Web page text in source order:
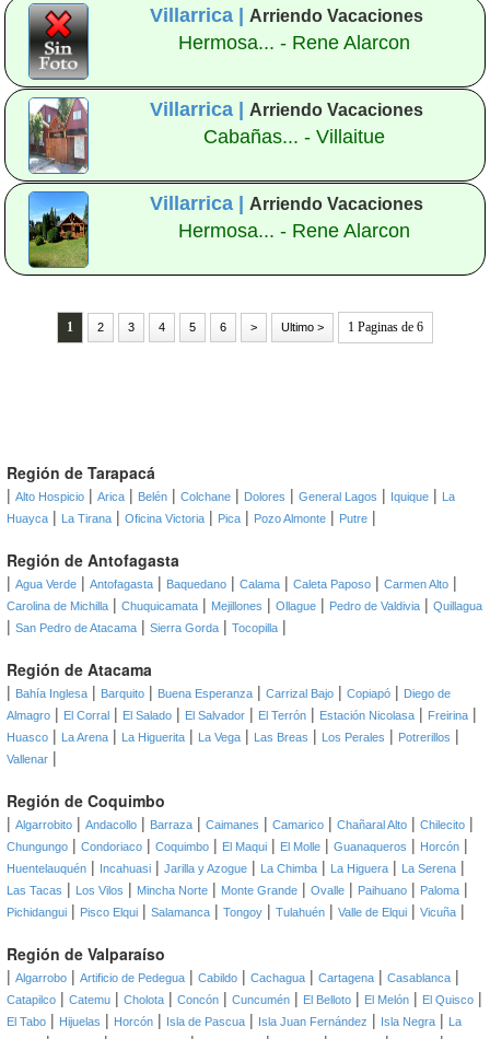
Villarrica | Arriendo Vacaciones
Hermosa... - Rene Alarcon
Villarrica | Arriendo Vacaciones
Cabañas... - Villaitue
Villarrica | Arriendo Vacaciones
Hermosa... - Rene Alarcon
1 2 3 4 5 6 > Ultimo > 1 Paginas de 6
Región de Tarapacá
| Alto Hospicio | Arica | Belén | Colchane | Dolores | General Lagos | Iquique |
La
Huayca | La Tirana | Oficina Victoria | Pica | Pozo Almonte | Putre |
Región de Antofagasta
| Agua Verde | Antofagasta | Baquedano | Calama | Caleta Paposo | Carmen Alto |
Carolina de Michilla | Chuquicamata | Mejillones | Ollague | Pedro de Valdivia | Quillagua
| San Pedro de Atacama | Sierra Gorda | Tocopilla |
Región de Atacama
| Bahía Inglesa | Barquito | Buena Esperanza | Carrizal Bajo | Copiapó | Diego de
Almagro | El Corral | El Salado | El Salvador | El Terrón | Estación Nicolasa | Freirina |
Huasco | La Arena | La Higuerita | La Vega | Las Breas | Los Perales | Potrerillos |
Vallenar |
Región de Coquimbo
| Algarrobito | Andacollo | Barraza | Caimanes | Camarico | Chañaral Alto | Chilecito |
Chungungo | Condoriaco | Coquimbo | El Maqui | El Molle | Guanaqueros | Horcón |
Huentelauquén | Incahuasi | Jarilla y Azogue | La Chimba | La Higuera | La Serena |
Las Tacas | Los Vilos | Mincha Norte | Monte Grande | Ovalle | Paihuano | Paloma |
Pichidangui | Pisco Elqui | Salamanca | Tongoy | Tulahuén | Valle de Elqui | Vicuña |
Región de Valparaíso
| Algarrobo | Artificio de Pedegua | Cabildo | Cachagua | Cartagena | Casablanca |
Catapilco | Catemu | Cholota | Concón | Cuncumén | El Belloto | El Melón | El Quisco |
El Tabo | Hijuelas | Horcón | Isla de Pascua | Isla Juan Fernández | Isla Negra |
La